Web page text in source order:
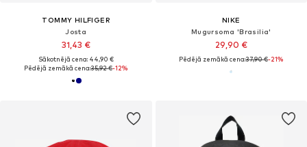
TOMMY HILFIGER
Josta
31,43 €
Sākotnējā cena: 44,90 €
Pēdējā zemākā cena:35,92 €-12%
NIKE
Mugursoma 'Brasilia'
29,90 €
Pēdējā zemākā cena:37,90 €-21%